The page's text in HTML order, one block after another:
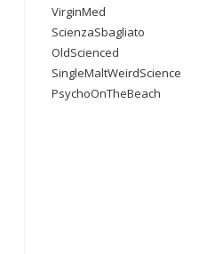
VirginMed
ScienzaSbagliato
OldScienced
SingleMaltWeirdScience
PsychoOnTheBeach